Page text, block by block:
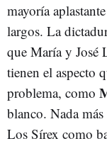
mayoría
largos. La
que María y José
tienen el aspecto
problema, como
blanco. Nada
Los Sírex como